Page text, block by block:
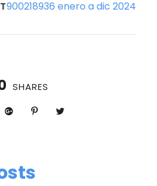
900218936 enero a dic 2024
SHARES